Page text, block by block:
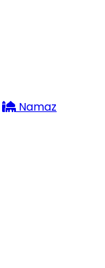
Namaz